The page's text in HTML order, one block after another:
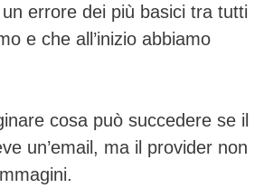
errore dei più basici tra tutti
e che all’inizio abbiamo
cosa può succedere se il
un’email, ma il provider non